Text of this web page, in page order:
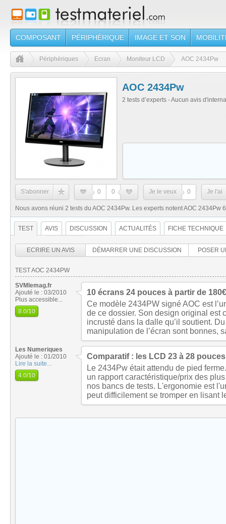
COMPOSANT PÉRIPHÉRIQUE IMAGE ET SON
Périphériques Ecran Moniteur LCD AOC 2434Pw
AOC 2434Pw
2 tests d’experts - Aucun avis
S'abonner 0 0 Je le veux 0 Je l'ai
Nous avons réuni 2 tests du AOC 2434Pw. Les experts notent AOC 2434Pw
TEST AVIS DISCUSSION ACTUALITÉS FICHE TECHNIQUE
ECRIRE UN AVIS DÉMARRER UNE DISCUSSION POSER
TEST AOC 2434PW
SVMlemag.fr
Ajouté le : 03/2010
Plus accessible...
8.0/10
10 écrans 24 pouces à partir de 180€
Ce modèle 2434PW signé AOC est
de ce dossier. Son design original est
incrusté dans la dalle qu’il soutient.
manipulation de l’écran sont bonnes,
Les Numeriques
Ajouté le : 01/2010
Lire la suite...
4.0/10
Comparatif : les LCD 23 à 28
Le 2434Pw était attendu de pied
un rapport caractéristique/prix des
nos bancs de tests. L'ergonomie est
peut difficilement se tromper en lisant